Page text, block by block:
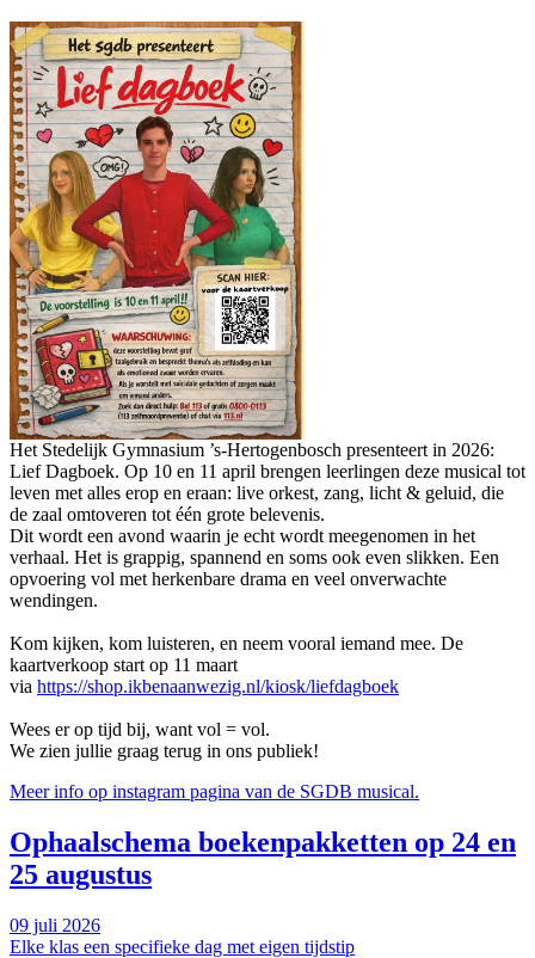
Het Stedelijk Gymnasium ’s-Hertogenbosch presenteert in 2026:
Lief Dagboek. Op 10 en 11 april brengen leerlingen deze musical tot
leven met alles erop en eraan: live orkest, zang, licht & geluid, die
de zaal omtoveren tot één grote belevenis.
Dit wordt een avond waarin je echt wordt meegenomen in het
verhaal. Het is grappig, spannend en soms ook even slikken. Een
opvoering vol met herkenbare drama en veel onverwachte
wendingen.
Kom kijken, kom luisteren, en neem vooral iemand mee. De
kaartverkoop start op 11 maart
via https://shop.ikbenaanwezig.nl/kiosk/liefdagboek
Wees er op tijd bij, want vol = vol.
We zien jullie graag terug in ons publiek!
Meer info op instagram pagina van de SGDB musical.
Ophaalschema boekenpakketten op 24 en
25 augustus
09 juli 2026
Elke klas een specifieke dag met eigen tijdstip